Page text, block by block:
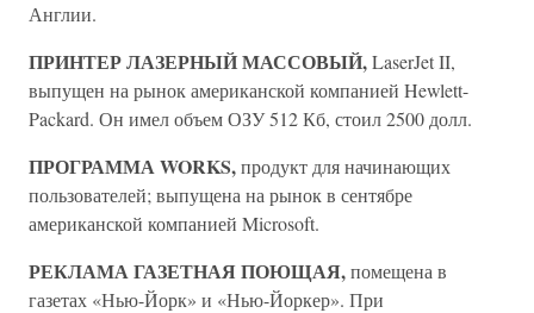
Англии.
ПРИНТЕР ЛАЗЕРНЫЙ МАССОВЫЙ,LaserJet II,
выпущен на рынок американской компанией Hewlett-
Packard. Он имел объем ОЗУ 512 Кб, стоил 2500 долл.
ПРОГРАММА WORKS,продукт для начинающих
пользователей; выпущена на рынок в сентябре
американской компанией Microsoft.
РЕКЛАМА ГАЗЕТНАЯ ПОЮЩАЯ,помещена в
газетах «Нью-Йорк» и «Нью-Йоркер». При